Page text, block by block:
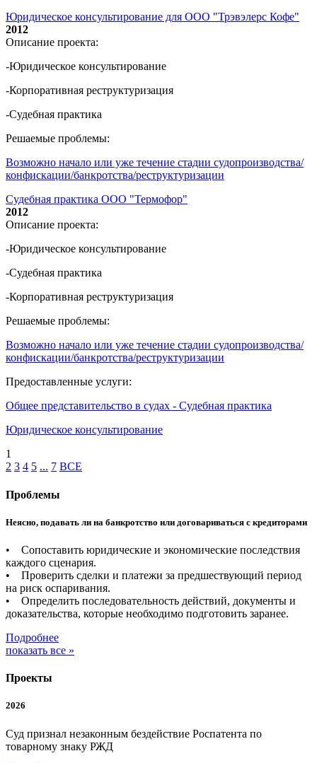
Юридическое консультирование для ООО "Трэвэлерс Кофе"
2012
Описание проекта:
-Юридическое консультирование
-Корпоративная реструктуризация
-Судебная практика
Решаемые проблемы:
Возможно начало или уже течение стадии судопроизводства/
конфискации/банкротства/реструктуризации
Судебная практика ООО "Термофор"
2012
Описание проекта:
-Юридическое консультирование
-Судебная практика
-Корпоративная реструктуризация
Решаемые проблемы:
Возможно начало или уже течение стадии судопроизводства/
конфискации/банкротства/реструктуризации
Предоставленные услуги:
Общее представительство в судах - Судебная практика
Юридическое консультирование
1
2 3 4 5 ... 7 ВСЕ
Проблемы
Неясно, подавать ли на банкротство или договариваться с кредиторами
• Сопоставить юридические и экономические последствия
каждого сценария.
• Проверить сделки и платежи за предшествующий период
на риск оспаривания.
• Определить последовательность действий, документы и
доказательства, которые необходимо подготовить заранее.
Подробнее
показать все »
Проекты
2026
Суд признал незаконным бездействие Роспатента по
товарному знаку РЖД